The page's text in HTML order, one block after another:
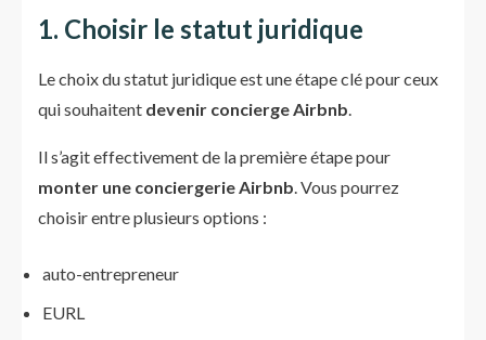
1. Choisir le statut juridique
Le choix du statut juridique est une étape clé pour ceux
qui souhaitent devenir concierge Airbnb.
Il s’agit effectivement de la première étape pour
monter une conciergerie Airbnb. Vous pourrez
choisir entre plusieurs options :
auto-entrepreneur
EURL